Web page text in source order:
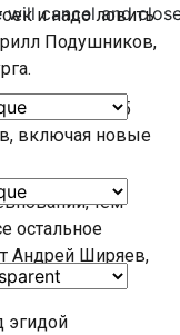
cancel and
и надо ловить
Подушников,
и 75
включая новые
тем
остальное
Андрей Ширяев,
эгидой